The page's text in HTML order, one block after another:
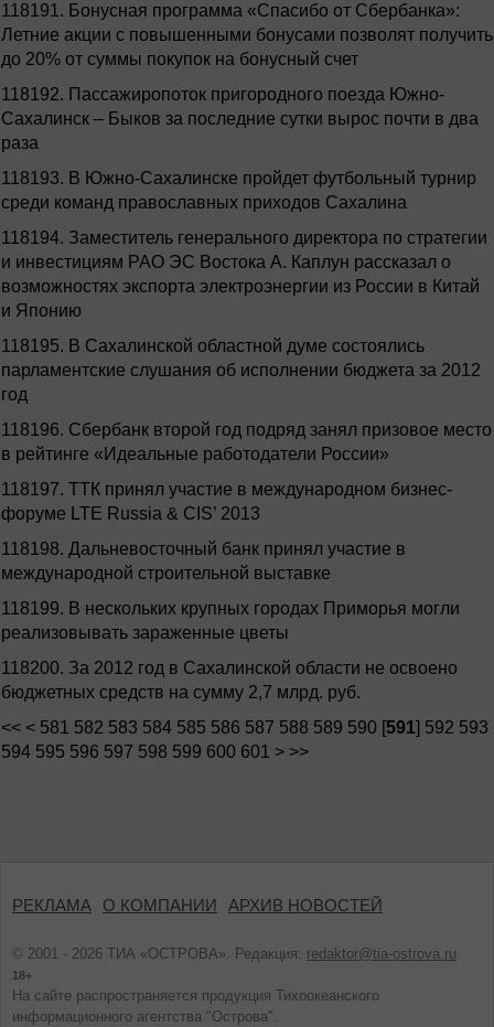
118191. Бонусная программа «Спасибо от Сбербанка»:
Летние акции с повышенными бонусами позволят получить
до 20% от суммы покупок на бонусный счет
118192. Пассажиропоток пригородного поезда Южно-
Сахалинск – Быков за последние сутки вырос почти в два
раза
118193. В Южно-Сахалинске пройдет футбольный турнир
среди команд православных приходов Сахалина
118194. Заместитель генерального директора по стратегии
и инвестициям РАО ЭС Востока А. Каплун рассказал о
возможностях экспорта электроэнергии из России в Китай
и Японию
118195. В Сахалинской областной думе состоялись
парламентские слушания об исполнении бюджета за 2012
год
118196. Сбербанк второй год подряд занял призовое место
в рейтинге «Идеальные работодатели России»
118197. ТТК принял участие в международном бизнес-
форуме LTE Russia & CIS’ 2013
118198. Дальневосточный банк принял участие в
международной строительной выставке
118199. В нескольких крупных городах Приморья могли
реализовывать зараженные цветы
118200. За 2012 год в Сахалинской области не освоено
бюджетных средств на сумму 2,7 млрд. руб.
<< < 581 582 583 584 585 586 587 588 589 590 [591] 592 593
594 595 596 597 598 599 600 601 > >>
РЕКЛАМА О КОМПАНИИ АРХИВ НОВОСТЕЙ
© 2001 - 2026 ТИА «ОСТРОВА». Редакция: redaktor@tia-ostrova.ru.
18+
На сайте распространяется продукция Тихоокеанского
информационного агентства "Острова".